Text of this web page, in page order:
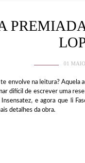
01
na leitura? Aquela
difícil de escrever uma
e agora que li
detalhes da obra.